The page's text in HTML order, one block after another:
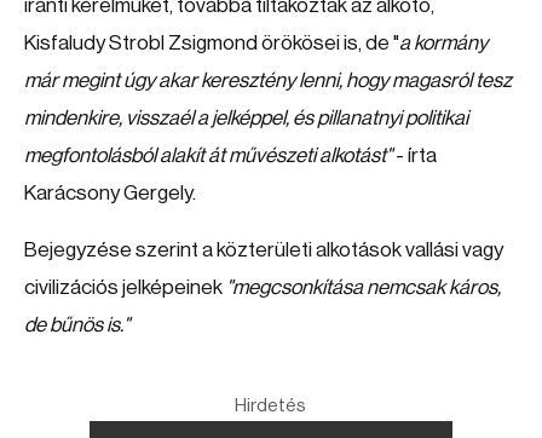
iránti kérelmüket, továbbá tiltakoztak az alkotó,
Kisfaludy Strobl Zsigmond örökösei is, de "a kormány
már megint úgy akar keresztény lenni, hogy magasról tesz
mindenkire, visszaél a jelképpel, és pillanatnyi politikai
megfontolásból alakít át művészeti alkotást"- írta
Karácsony Gergely.
Bejegyzése szerint a közterületi alkotások vallási vagy
civilizációs jelképeinek "megcsonkítása nemcsak káros,
de bűnös is."
Hirdetés